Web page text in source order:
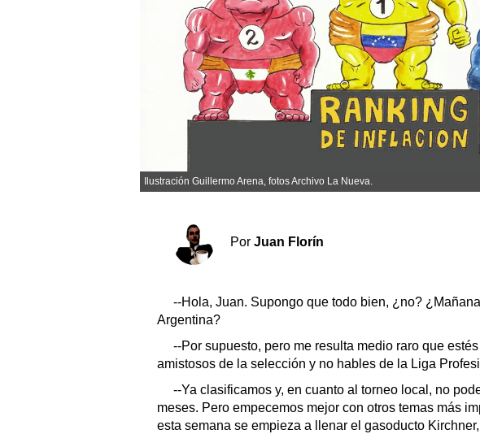
Sociedad y tiempo libre
Sociedad
Tecnología
Turismo
Salud
Es viral
El tiempo
Fúnebres
Clasificados
Suplementos
Servicios
Loterías
Fúnebres
Teléfonos de
Ilustración Guillermo Arena, fotos Archivo La Nueva.
Por Juan Florín
--Hola, Juan. Supongo que todo bien, ¿no?
Argentina?
--Por supuesto, pero me resulta medio raro que
amistosos de la selección y no hables de la Liga
--Ya clasificamos y, en cuanto al torneo local, no
meses. Pero empecemos mejor con otros temas más
esta semana se empieza a llenar el gasoducto